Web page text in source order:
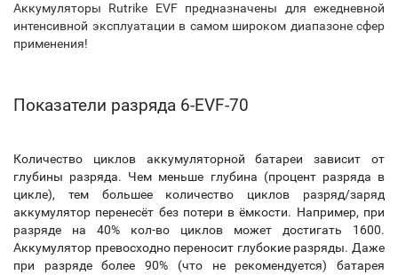
Аккумуляторы Rutrike EVF предназначены для ежедневной
интенсивной эксплуатации в самом широком диапазоне сфер
применения!
Показатели разряда 6-EVF-70
Количество циклов аккумуляторной батареи зависит от
глубины разряда. Чем меньше глубина (процент разряда в
цикле), тем большее количество циклов разряд/заряд
аккумулятор перенесёт без потери в ёмкости. Например, при
разряде на 40% кол-во циклов может достигать 1600.
Аккумулятор превосходно переносит глубокие разряды. Даже
при разряде более 90% (что не рекомендуется) батарея